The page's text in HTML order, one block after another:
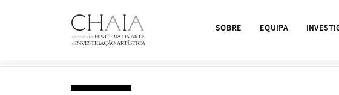
SOBRE EQUIPA